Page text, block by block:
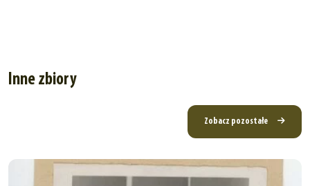
Inne zbiory
Zobacz pozostałe